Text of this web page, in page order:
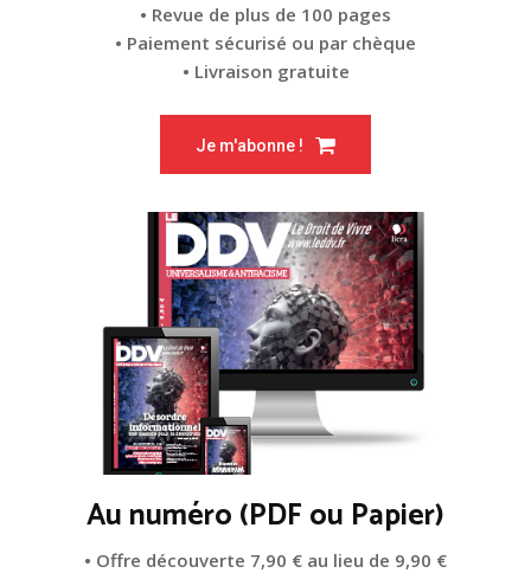
• Revue de plus de 100 pages
• Paiement sécurisé ou par chèque
• Livraison gratuite
Je m'abonne !
Au numéro (PDF ou Papier)
• Offre découverte 7,90 € au lieu de 9,90 €